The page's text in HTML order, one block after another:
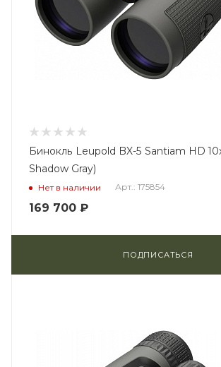
Бинокль Leupold BX-5 Santiam HD
Shadow Gray)
Нет в наличии Арт.: 175854
169 700 ₽
ПОДПИСАТЬСЯ